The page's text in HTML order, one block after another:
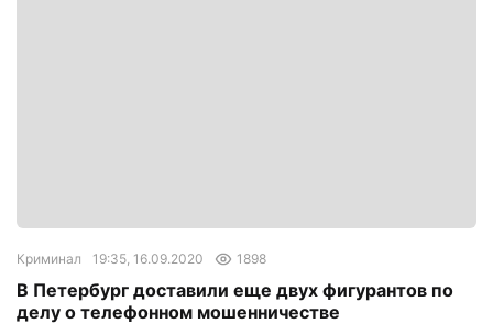
Криминал 19:35, 16.09.2020 1898
В Петербург доставили еще двух фигурантов по
делу о телефонном мошенничестве